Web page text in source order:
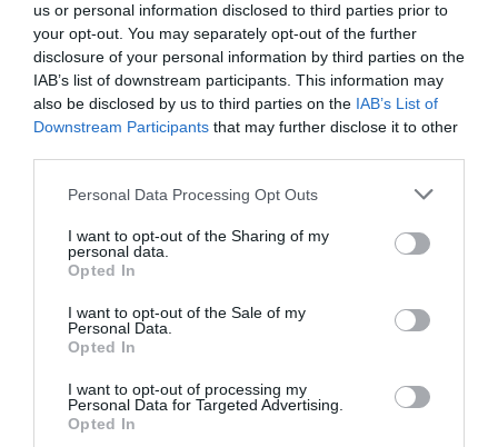
us or personal information disclosed to third parties prior to
your opt-out. You may separately opt-out of the further
disclosure of your personal information by third parties on the
IAB’s list of downstream participants. This information may
also be disclosed by us to third parties on the IAB’s List of
Downstream Participants that may further disclose it to other
Personal Data Processing Opt Outs
I want to opt-out of the Sharing of my
personal data.
Opted In
I want to opt-out of the Sale of my
Personal Data.
Opted In
I want to opt-out of processing my
Personal Data for Targeted Advertising.
Opted In
RÉPONDRE
pas convaincu a commenté :
11 septembre 2025 -
Ici l’atterrissage fut un peu sec, mais de là à tout
Mais c’est gentil de défendre….
Ah Bon ?a commenté :
8 septembre 2025 - 21 h
15 min